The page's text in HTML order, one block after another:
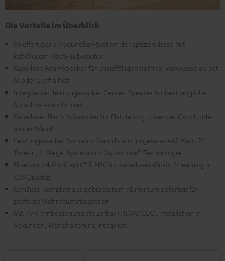
Die Vorteile im Überblick
Spielfertiges 5.1-Soundbar-System der Spitzenklasse mit
kabellosem Flach-Subwoofer
Kabellose Rear-Speaker für unauffälligen Betrieb, wahlweise als Set
M oder L erhältlich
Integrierter, leistungsstarker Center-Speaker für bestmögliche
Sprachverständlichkeit
Kabelloser Flach-Subwoofer für Platzierung unter der Couch oder
an der Wand
Leistungsstarker Surround Sound dank insgesamt 465 Watt, 22
Tönern, 2-Wege-System und Dynamore®-Technologie
Bluetooth 4.0 mit aptX® & NFC für kabelloses Musik-Streaming in
CD-Qualität
Gehäuse komplett aus gebürstetem Aluminium gefertigt für
perfekte Wohnraumintegration
Mit TV-Fernbedienung steuerbar (HDMI/CEC), Installation in
Sekunden, Wandhalterung integriert